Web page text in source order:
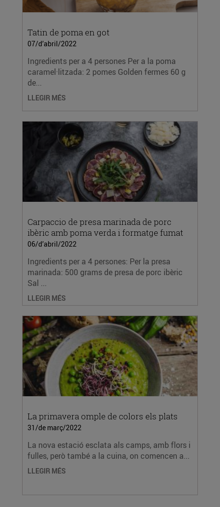
Tatin de poma en got
07/d’abril/2022
Ingredients per a 4 persones Per a la poma
caramel·litzada: 2 pomes Golden fermes 60 g
de...
LLEGIR MÉS
Carpaccio de presa marinada de porc
ibèric amb poma verda i formatge fumat
06/d’abril/2022
Ingredients per a 4 persones: Per la presa
marinada: 500 grams de presa de porc ibèric
Sal ...
LLEGIR MÉS
La primavera omple de colors els plats
31/de març/2022
La nova estació esclata als camps, amb flors i
fulles, però també a la cuina, on comencen a...
LLEGIR MÉS